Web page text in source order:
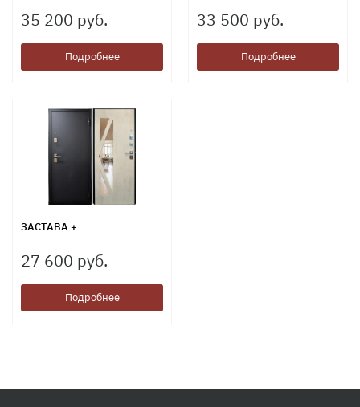
35 200 руб.
Подробнее
33 500 руб.
Подробнее
ЗАСТАВА +
27 600 руб.
Подробнее